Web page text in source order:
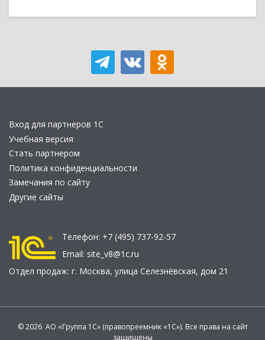
Вход для партнеров 1С
Учебная версия
Стать партнером
Политика конфиденциальности
Замечания по сайту
Другие сайты
Телефон: +7 (495) 737-92-57
Email: site_v8@1c.ru
Отдел продаж: г. Москва, улица Селезнёвская, дом 21
© 2026 АО «Группа 1С» (правопреемник «1С»). Все права на сайт
защищены